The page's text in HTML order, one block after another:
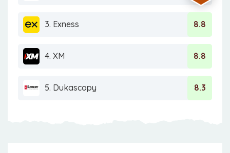
3. Exness 8.8
4. XM 8.8
5. Dukascopy 8.3